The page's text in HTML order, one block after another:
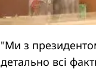
"Ми з
детально всі